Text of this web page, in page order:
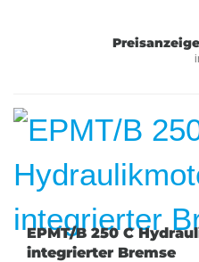
EPMT/B 250 C
integrierter Bremse